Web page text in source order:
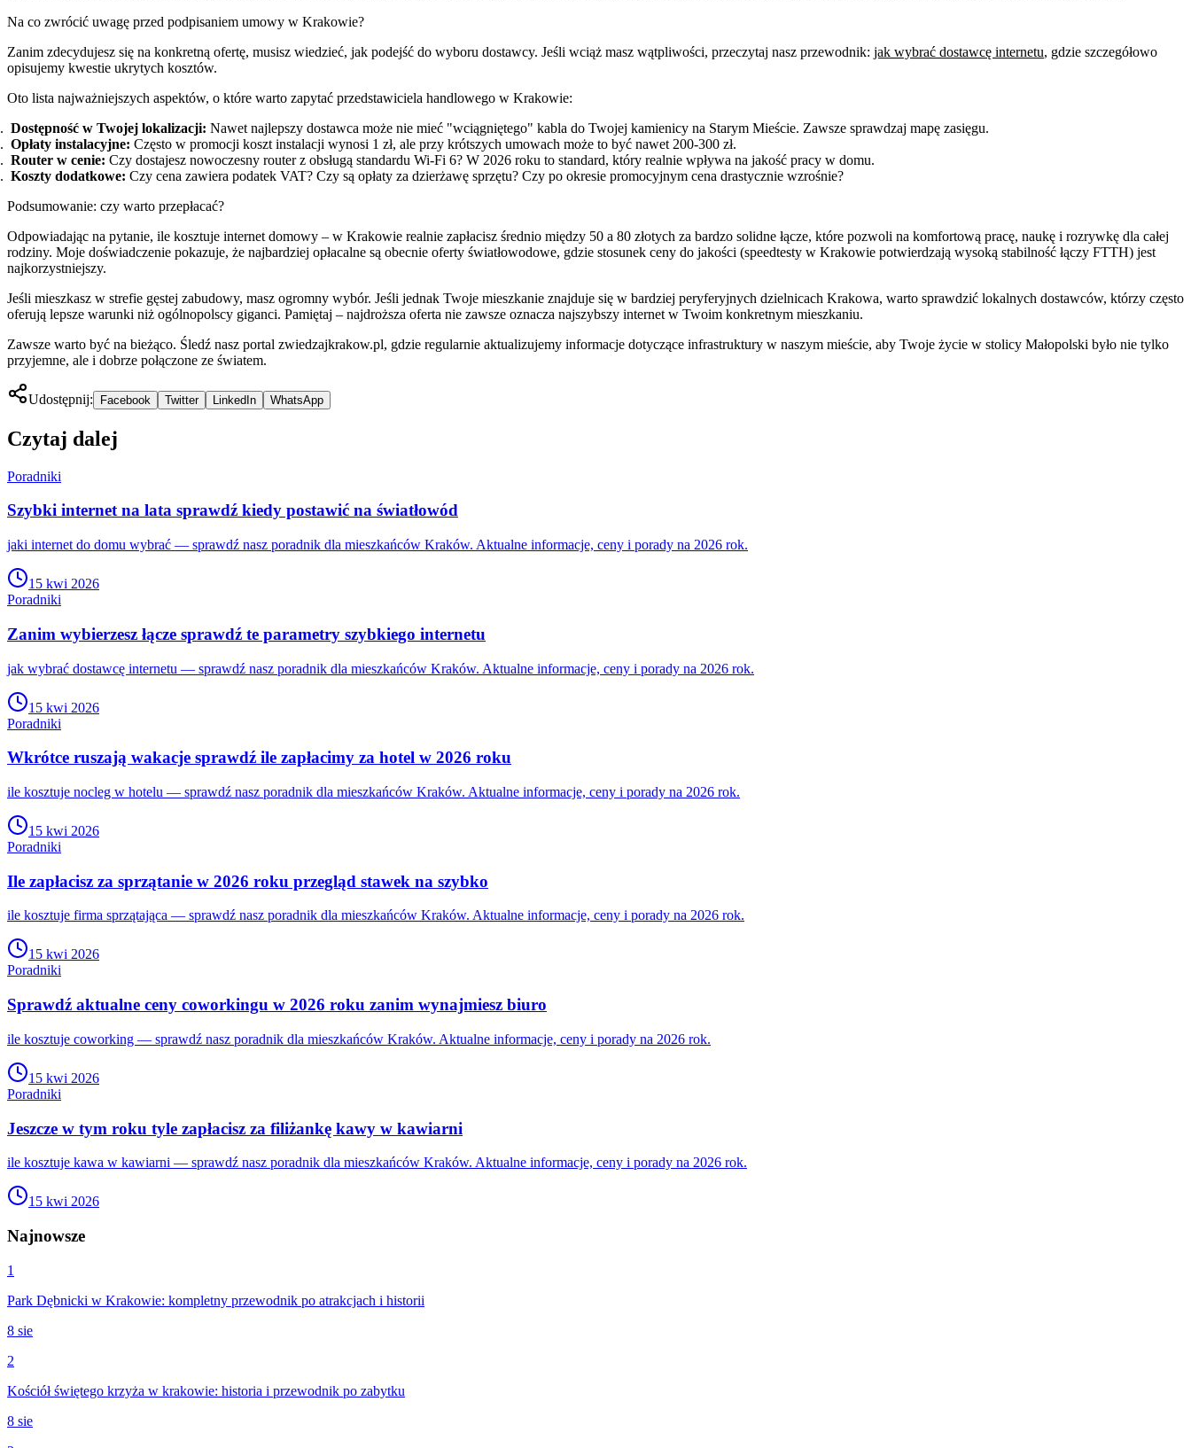
Na co zwrócić uwagę przed podpisaniem umowy w Krakowie?
Zanim zdecydujesz się na konkretną ofertę, musisz wiedzieć, jak podejść do wyboru dostawcy. Jeśli wciąż masz wątpliwości, przeczytaj nasz przewodnik: jak wybrać dostawcę internetu, gdzie szczegółowo
opisujemy kwestie ukrytych kosztów.
Oto lista najważniejszych aspektów, o które warto zapytać przedstawiciela handlowego w Krakowie:
Dostępność w Twojej lokalizacji: Nawet najlepszy dostawca może nie mieć "wciągniętego" kabla do Twojej kamienicy na Starym Mieście. Zawsze sprawdzaj mapę zasięgu.
Opłaty instalacyjne: Często w promocji koszt instalacji wynosi 1 zł, ale przy krótszych umowach może to być nawet 200-300 zł.
Router w cenie: Czy dostajesz nowoczesny router z obsługą standardu Wi-Fi 6? W 2026 roku to standard, który realnie wpływa na jakość pracy w domu.
Koszty dodatkowe: Czy cena zawiera podatek VAT? Czy są opłaty za dzierżawę sprzętu? Czy po okresie promocyjnym cena drastycznie wzrośnie?
Podsumowanie: czy warto przepłacać?
Odpowiadając na pytanie, ile kosztuje internet domowy – w Krakowie realnie zapłacisz średnio między 50 a 80 złotych za bardzo solidne łącze, które pozwoli na komfortową pracę, naukę i rozrywkę dla całej
rodziny. Moje doświadczenie pokazuje, że najbardziej opłacalne są obecnie oferty światłowodowe, gdzie stosunek ceny do jakości (speedtesty w Krakowie potwierdzają wysoką stabilność łączy FTTH) jest
najkorzystniejszy.
Jeśli mieszkasz w strefie gęstej zabudowy, masz ogromny wybór. Jeśli jednak Twoje mieszkanie znajduje się w bardziej peryferyjnych dzielnicach Krakowa, warto sprawdzić lokalnych dostawców, którzy często
oferują lepsze warunki niż ogólnopolscy giganci. Pamiętaj – najdroższa oferta nie zawsze oznacza najszybszy internet w Twoim konkretnym mieszkaniu.
Zawsze warto być na bieżąco. Śledź nasz portal zwiedzajkrakow.pl, gdzie regularnie aktualizujemy informacje dotyczące infrastruktury w naszym mieście, aby Twoje życie w stolicy Małopolski było nie tylko
przyjemne, ale i dobrze połączone ze światem.
Udostępnij: Facebook Twitter LinkedIn WhatsApp
Czytaj dalej
Poradniki
Szybki internet na lata sprawdź kiedy postawić na światłowód
jaki internet do domu wybrać — sprawdź nasz poradnik dla mieszkańców Kraków. Aktualne informacje, ceny i porady na 2026 rok.
15 kwi 2026
Poradniki
Zanim wybierzesz łącze sprawdź te parametry szybkiego internetu
jak wybrać dostawcę internetu — sprawdź nasz poradnik dla mieszkańców Kraków. Aktualne informacje, ceny i porady na 2026 rok.
15 kwi 2026
Poradniki
Wkrótce ruszają wakacje sprawdź ile zapłacimy za hotel w 2026 roku
ile kosztuje nocleg w hotelu — sprawdź nasz poradnik dla mieszkańców Kraków. Aktualne informacje, ceny i porady na 2026 rok.
15 kwi 2026
Poradniki
Ile zapłacisz za sprzątanie w 2026 roku przegląd stawek na szybko
ile kosztuje firma sprzątająca — sprawdź nasz poradnik dla mieszkańców Kraków. Aktualne informacje, ceny i porady na 2026 rok.
15 kwi 2026
Poradniki
Sprawdź aktualne ceny coworkingu w 2026 roku zanim wynajmiesz biuro
ile kosztuje coworking — sprawdź nasz poradnik dla mieszkańców Kraków. Aktualne informacje, ceny i porady na 2026 rok.
15 kwi 2026
Poradniki
Jeszcze w tym roku tyle zapłacisz za filiżankę kawy w kawiarni
ile kosztuje kawa w kawiarni — sprawdź nasz poradnik dla mieszkańców Kraków. Aktualne informacje, ceny i porady na 2026 rok.
15 kwi 2026
Najnowsze
1
Park Dębnicki w Krakowie: kompletny przewodnik po atrakcjach i historii
8 sie
2
Kościół świętego krzyża w krakowie: historia i przewodnik po zabytku
8 sie